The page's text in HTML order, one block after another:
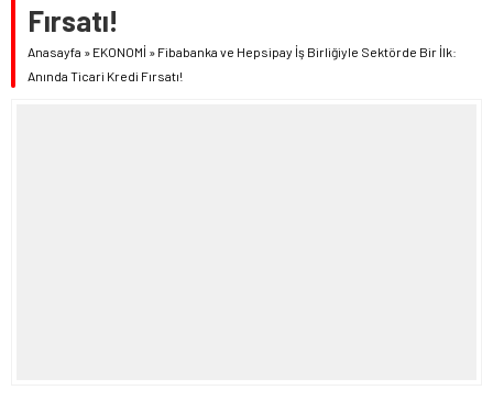
Fırsatı!
Anasayfa » EKONOMİ » Fibabanka ve Hepsipay İş Birliğiyle Sektörde Bir İlk:
Anında Ticari Kredi Fırsatı!